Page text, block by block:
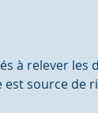
à relever les
source de